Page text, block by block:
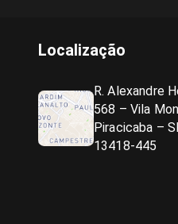
Localização
R. Alexandre
568 – Vila
Piracicaba –
13418-445